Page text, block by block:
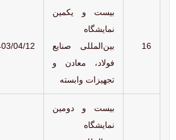
16
بیست و یکمین
نمایشگاه
بین‌المللی صنایع
فولاد، معادن و
تجهیزات وابسته
04/12
بیست و دومین
نمایشگاه